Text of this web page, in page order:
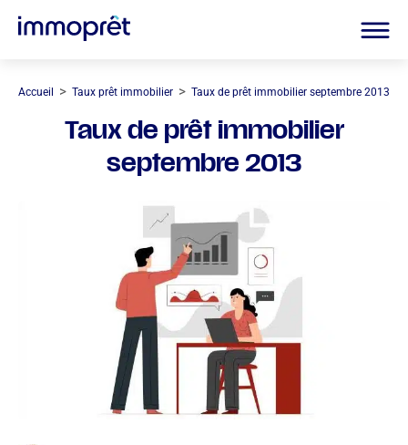
Accueil > Taux prêt immobilier > Taux de prêt immobilier septembre 2013
Taux de prêt immobilier
septembre 2013